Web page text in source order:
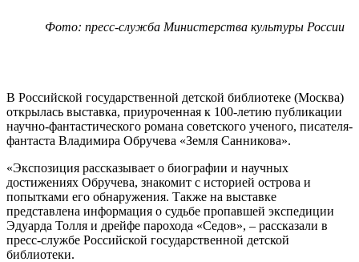
Фото: пресс-служба Министерства культуры России
В Российской государственной детской библиотеке (Москва)
открылась выставка, приуроченная к 100-летию публикации
научно-фантастического романа советского ученого, писателя-
фантаста Владимира Обручева «Земля Санникова».
«Экспозиция рассказывает о биографии и научных
достижениях Обручева, знакомит с историей острова и
попытками его обнаружения. Также на выставке
представлена информация о судьбе пропавшей экспедиции
Эдуарда Толля и дрейфе парохода «Седов», – рассказали в
пресс-службе Российской государственной детской
библиотеки.